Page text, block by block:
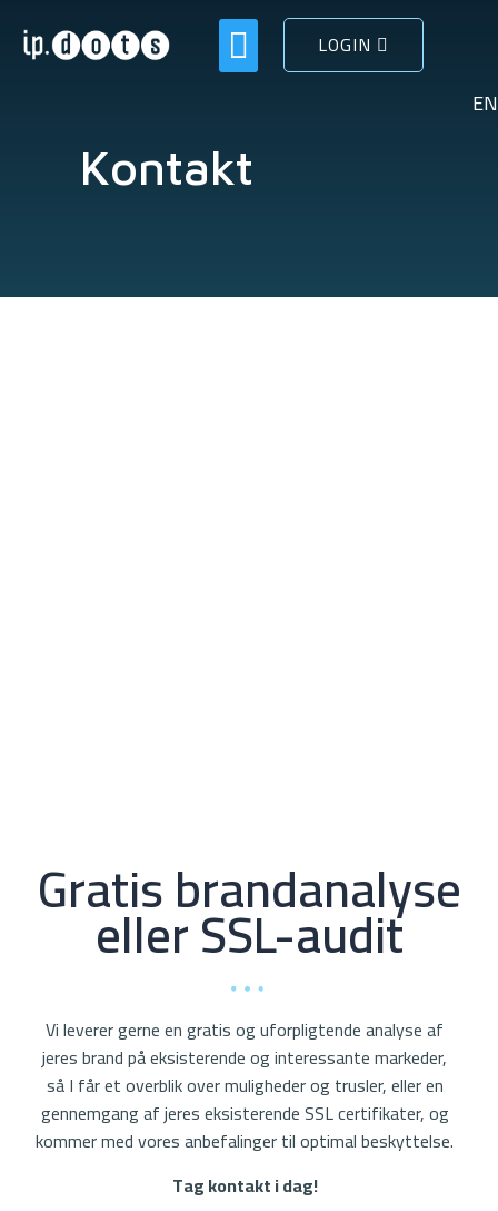
LOGIN
EN
Kontakt
Gratis brandanalyse
eller SSL-audit
Vi leverer gerne en gratis og uforpligtende analyse af
jeres brand på eksisterende og interessante markeder,
så I får et overblik over muligheder og trusler, eller en
gennemgang af jeres eksisterende SSL certifikater, og
kommer med vores anbefalinger til optimal beskyttelse.
Tag kontakt i dag!